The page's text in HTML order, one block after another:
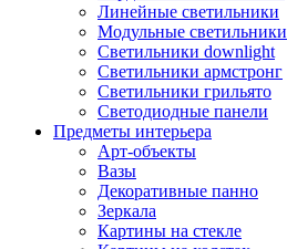
Линейные светильники
Модульные светильники
Светильники downlight
Светильники армстронг
Светильники грильято
Светодиодные панели
Предметы интерьера
Арт-объекты
Вазы
Декоративные панно
Зеркала
Картины на стекле